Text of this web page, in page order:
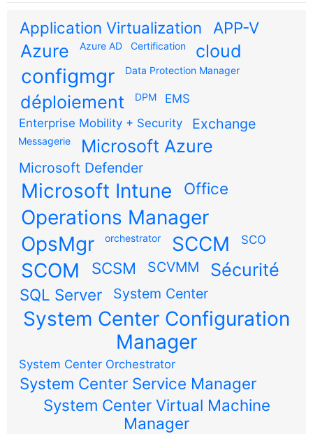
Application Virtualization APP-V
Azure Azure AD Certification cloud
configmgr Data Protection Manager
déploiement DPM
EMS
Enterprise Mobility + Security
Exchange
Messagerie Microsoft Azure
Microsoft Defender
Microsoft Intune Office
Operations Manager
OpsMgr
orchestrator SCCM SCO
SCOM SCSM SCVMM Sécurité
SQL Server System Center
System Center Configuration
Manager
System Center Orchestrator
System Center Service Manager
System Center Virtual Machine
Manager